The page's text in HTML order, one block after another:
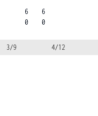
6
0
6
0
3/9 4/12